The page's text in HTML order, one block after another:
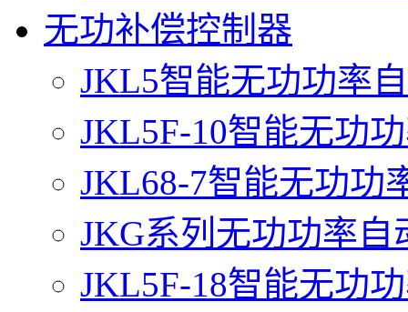
无功补偿控制器
JKL5智能无功功率
JKL5F-10智能无功
JKL68-7智能无功功
JKG系列无功功率自
JKL5F-18智能无功